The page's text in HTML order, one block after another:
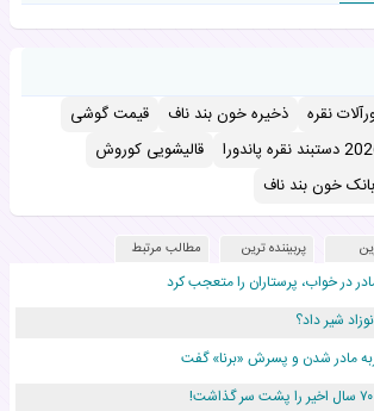
نقره ذخیره خون بند ناف
قیمت گوشی
قالیشویی کوروش
بانک خون بند ناف
پربیننده ترین مطالب مرتبط
در خواب، پرستاران را متعجب کرد
شیر داد؟
مادر شدن و پسرش «برنا» گفت